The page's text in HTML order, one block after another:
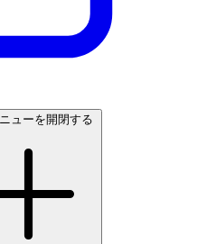
ューを開閉する